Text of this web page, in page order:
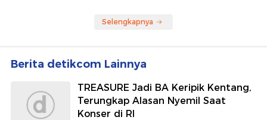
Selengkapnya
Berita detikcom Lainnya
TREASURE Jadi BA Keripik Kentang,
Terungkap Alasan Nyemil Saat
Konser di RI